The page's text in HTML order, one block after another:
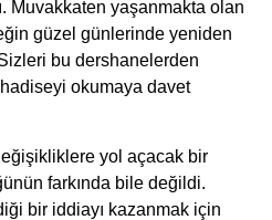
Muvakkaten yaşanmakta olan
güzel günlerinde yeniden
bu dershanelerden
okumaya davet
yol açacak bir
farkında bile değildi.
bir iddiayı kazanmak için